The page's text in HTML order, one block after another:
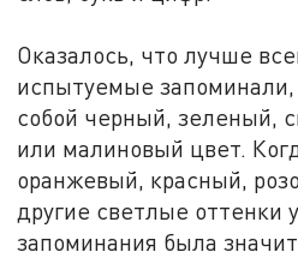
Оказалось, что лучше
испытуемые
собой черный, зеленый,
или малиновый цвет.
оранжевый, красный,
другие светлые оттенки
запоминания была